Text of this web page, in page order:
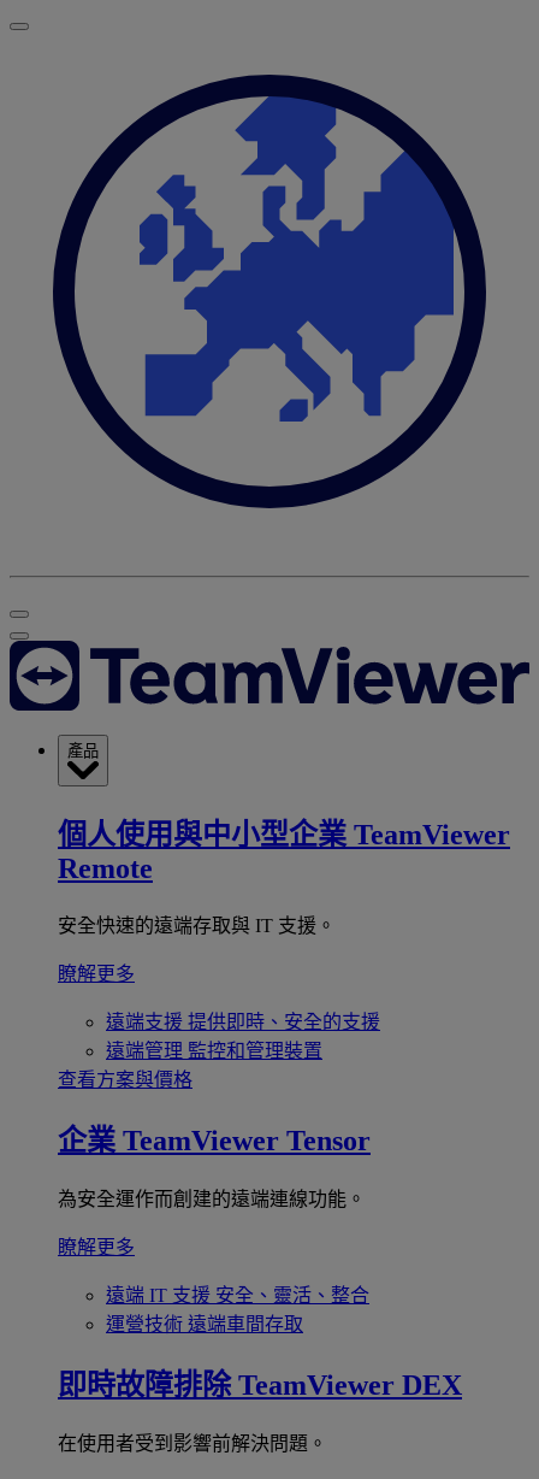
產品
個人使用與中小型企業 TeamViewer
Remote
安全快速的遠端存取與 IT 支援。
瞭解更多
遠端支援 提供即時、安全的支援
遠端管理 監控和管理裝置
查看方案與價格
企業 TeamViewer Tensor
為安全運作而創建的遠端連線功能。
瞭解更多
遠端 IT 支援 安全、靈活、整合
運營技術 遠端車間存取
即時故障排除 TeamViewer DEX
在使用者受到影響前解決問題。